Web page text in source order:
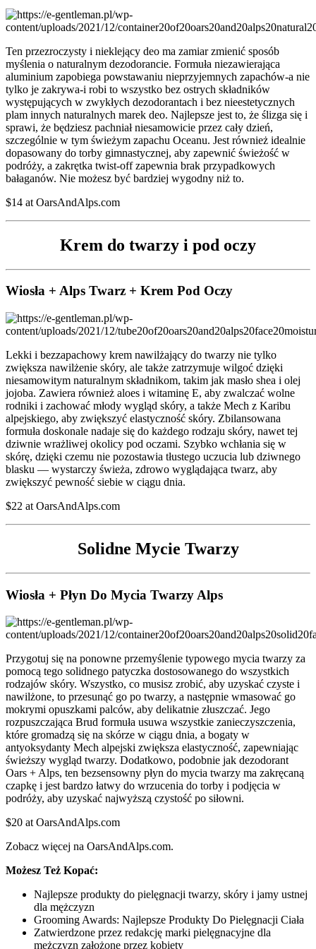
Ten przezroczysty i nieklejący deo ma zamiar zmienić sposób
myślenia o naturalnym dezodorancie. Formuła niezawierająca
aluminium zapobiega powstawaniu nieprzyjemnych zapachów-a nie
tylko je zakrywa-i robi to wszystko bez ostrych składników
występujących w zwykłych dezodorantach i bez nieestetycznych
plam innych naturalnych marek deo. Najlepsze jest to, że ślizga się i
sprawi, że będziesz pachniał niesamowicie przez cały dzień,
szczególnie w tym świeżym zapachu Oceanu. Jest również idealnie
dopasowany do torby gimnastycznej, aby zapewnić świeżość w
podróży, a zakrętka twist-off zapewnia brak przypadkowych
bałaganów. Nie możesz być bardziej wygodny niż to.
$14 at OarsAndAlps.com
Krem do twarzy i pod oczy
Wiosła + Alps Twarz + Krem Pod Oczy
Lekki i bezzapachowy krem nawilżający do twarzy nie tylko
zwiększa nawilżenie skóry, ale także zatrzymuje wilgoć dzięki
niesamowitym naturalnym składnikom, takim jak masło shea i olej
jojoba. Zawiera również aloes i witaminę E, aby zwalczać wolne
rodniki i zachować młody wygląd skóry, a także Mech z Karibu
alpejskiego, aby zwiększyć elastyczność skóry. Zbilansowana
formuła doskonale nadaje się do każdego rodzaju skóry, nawet tej
dziwnie wrażliwej okolicy pod oczami. Szybko wchłania się w
skórę, dzięki czemu nie pozostawia tłustego uczucia lub dziwnego
blasku — wystarczy świeża, zdrowo wyglądająca twarz, aby
zwiększyć pewność siebie w ciągu dnia.
$22 at OarsAndAlps.com
Solidne Mycie Twarzy
Wiosła + Płyn Do Mycia Twarzy Alps
Przygotuj się na ponowne przemyślenie typowego mycia twarzy za
pomocą tego solidnego patyczka dostosowanego do wszystkich
rodzajów skóry. Wszystko, co musisz zrobić, aby uzyskać czyste i
nawilżone, to przesunąć go po twarzy, a następnie wmasować go
mokrymi opuszkami palców, aby delikatnie złuszczać. Jego
rozpuszczająca Brud formuła usuwa wszystkie zanieczyszczenia,
które gromadzą się na skórze w ciągu dnia, a bogaty w
antyoksydanty Mech alpejski zwiększa elastyczność, zapewniając
świeższy wygląd twarzy. Dodatkowo, podobnie jak dezodorant
Oars + Alps, ten bezsensowny płyn do mycia twarzy ma zakręcaną
czapkę i jest bardzo łatwy do wrzucenia do torby i podjęcia w
podróży, aby uzyskać najwyższą czystość po siłowni.
$20 at OarsAndAlps.com
Zobacz więcej na OarsAndAlps.com.
Możesz Też Kopać:
Najlepsze produkty do pielęgnacji twarzy, skóry i jamy ustnej
dla mężczyzn
Grooming Awards: Najlepsze Produkty Do Pielęgnacji Ciała
Zatwierdzone przez redakcję marki pielęgnacyjne dla
mężczyzn założone przez kobiety